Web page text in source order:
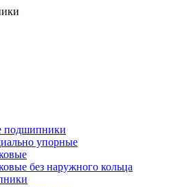
подшипники
упорные
без наружного кольца